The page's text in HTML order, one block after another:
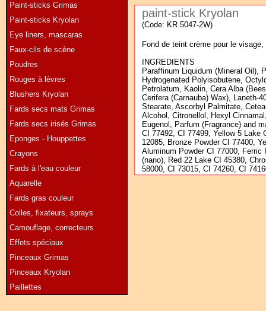
Paint-sticks Grimas
Paint-sticks Kryolan
Eye liners, mascaras
Faux-cils de scène
Poudres
Rouges à lèvres
Blushers Kryolan
Fards secs mats Grimas
Fards secs irisés Grimas
Eponges - Houppettes
Crayons
Fards à l'eau couleur
Aquarelle
Fards gras couleur
Colles, fixateurs, sprays
Camouflage, correcteurs
Effets spéciaux
Pinceaux Grimas
Pinceaux Kryolan
Paillettes
paint-stick Kryolan
(Code: KR 5047-2W)
Fond de teint crème pour le
INGREDIENTS
Paraffinum Liquidum (Mineral Oil),
Hydrogenated Polyisobutene,
Petrolatum, Kaolin, Cera Alba
Cerifera (Carnauba) Wax), Laneth-
Stearate, Ascorbyl Palmitate,
Alcohol, Citronellol, Hexyl
Eugenol, Parfum (Fragrance) and
CI 77492, CI 77499, Yellow 5 Lake
12085, Bronze Powder CI 77400,
Aluminum Powder CI 77000,
(nano), Red 22 Lake CI 45380,
58000, CI 73015, CI 74260, CI